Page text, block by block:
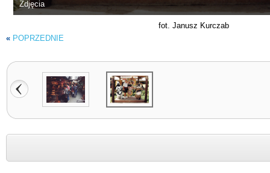
Zdjęcia
fot. Janusz Kurczab
« POPRZEDNIE